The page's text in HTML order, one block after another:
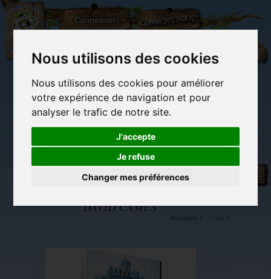
Nous utilisons des cookies
Nous utilisons des cookies pour améliorer
votre expérience de navigation et pour
analyser le trafic de notre site.
J'accepte
Je refuse
Changer mes préférences
L'Arbre
aux
100.000
Connexion Contactez-nous
(vide)
Librairie des
Carterie
originale
Activités
détente et jeux
Objets déco et
DAVID CAMUS
Résultats 1 - 7 sur 7.